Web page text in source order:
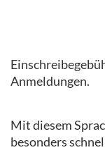
Anmeldungen.
Mit diesem
besonders